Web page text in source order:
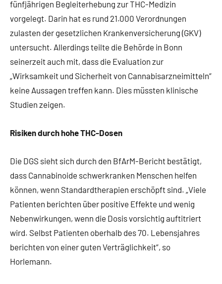
fünfjährigen Begleiterhebung zur THC-Medizin
vorgelegt. Darin hat es rund 21.000 Verordnungen
zulasten der gesetzlichen Krankenversicherung (GKV)
untersucht. Allerdings teilte die Behörde in Bonn
seinerzeit auch mit, dass die Evaluation zur
„Wirksamkeit und Sicherheit von Cannabisarzneimitteln“
keine Aussagen treffen kann. Dies müssten klinische
Studien zeigen.
Risiken durch hohe THC-Dosen
Die DGS sieht sich durch den BfArM-Bericht bestätigt,
dass Cannabinoide schwerkranken Menschen helfen
können, wenn Standardtherapien erschöpft sind. „Viele
Patienten berichten über positive Effekte und wenig
Nebenwirkungen, wenn die Dosis vorsichtig auftitriert
wird. Selbst Patienten oberhalb des 70. Lebensjahres
berichten von einer guten Verträglichkeit“, so
Horlemann.